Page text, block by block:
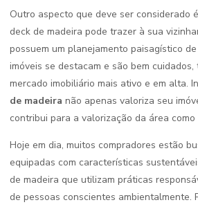
Outro aspecto que deve ser considerado
deck de madeira pode trazer à sua
possuem um planejamento paisagístico
imóveis se destacam e são bem
mercado imobiliário mais ativo e em alta.
de madeira não apenas valoriza seu
contribui para a valorização da área como
Hoje em dia, muitos compradores estão
equipadas com características
de madeira que utilizam práticas
de pessoas conscientes ambientalmente.